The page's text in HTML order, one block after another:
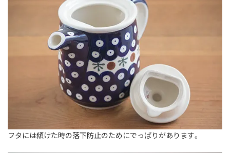
フタには傾けた時の落下防止のためにでっぱりがあります。